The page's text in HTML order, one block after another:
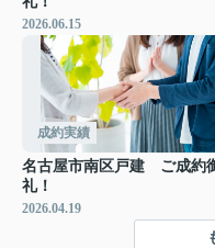
2026.06.15
成約実績
名古屋市南区戸建 ご成約
礼！
2026.04.19